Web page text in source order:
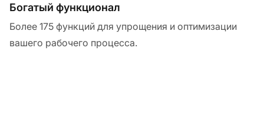
Богатый функционал
Более 175 функций для упрощения и оптимизации
вашего рабочего процесса.